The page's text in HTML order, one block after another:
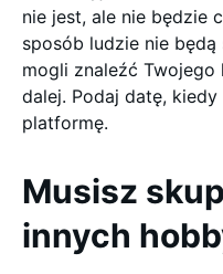
nie jest, ale nie będzie
sposób ludzie nie
mogli znaleźć
dalej. Podaj datę,
platformę.
Musisz
innych